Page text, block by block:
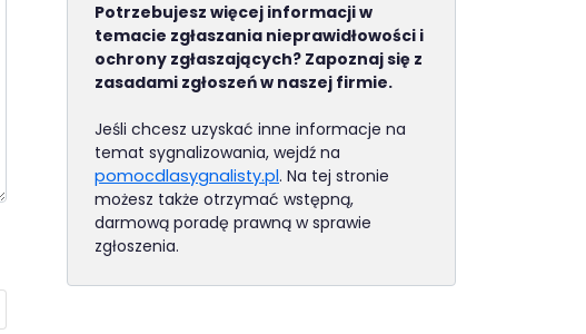
Potrzebujesz więcej informacji w
temacie zgłaszania nieprawidłowości i
ochrony zgłaszających? Zapoznaj się z
zasadami zgłoszeń w naszej firmie.
Jeśli chcesz uzyskać inne informacje na
temat sygnalizowania, wejdź na
pomocdlasygnalisty.pl(otwiera się w nowej karcie)
. Na tej stronie
możesz także otrzymać wstępną,
darmową poradę prawną w sprawie
zgłoszenia.